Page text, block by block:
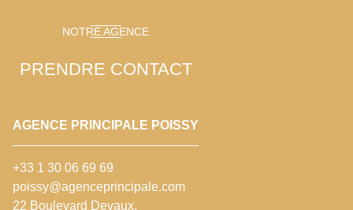
NOTRE AGENCE
PRENDRE CONTACT
AGENCE PRINCIPALE POISSY
+33 1 30 06 69 69
poissy@agenceprincipale.com
22 Boulevard Devaux,